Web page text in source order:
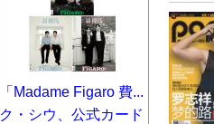
「Madame Figaro 費...
ク・シウ、公式カード